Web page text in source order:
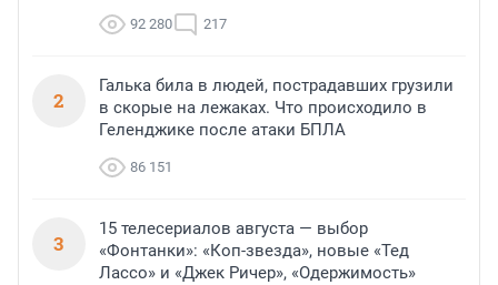
92 280 217
2
Галька била в людей, пострадавших грузили
в скорые на лежаках. Что происходило в
Геленджике после атаки БПЛА
86 151
3
15 телесериалов августа — выбор
«Фонтанки»: «Коп-звезда», новые «Тед
Лассо» и «Джек Ричер», «Одержимость»